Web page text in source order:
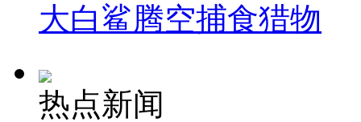
大白鲨腾空捕食猎物
热点新闻